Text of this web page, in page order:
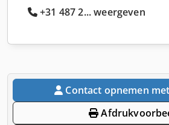
+31 487 2... weergeven
Contact opnemen